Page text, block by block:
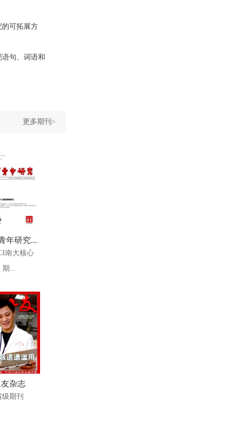
的可拓展方
句、词语和
更多期刊>
年研究...
南大核心
期...
杂志
级期刊